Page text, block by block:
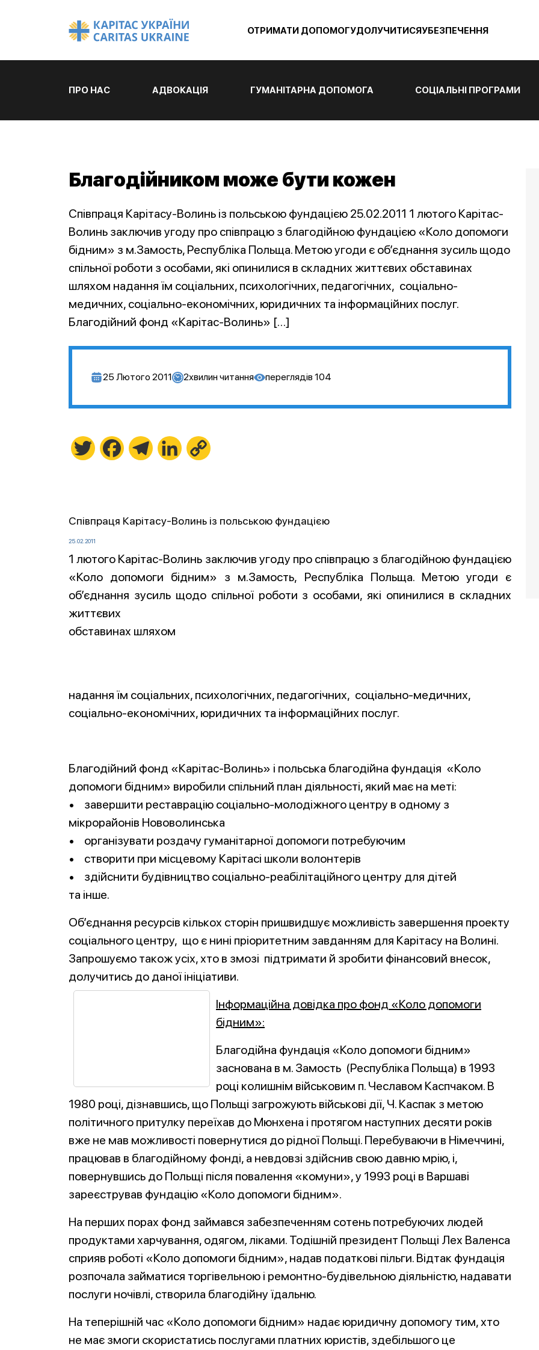
ОТРИМАТИ ДОПОМОГУДОЛУЧИТИСЯУБЕЗПЕЧЕННЯ
ПРО НАС АДВОКАЦІЯ ГУМАНІТАРНА ДОПОМОГА СОЦІАЛЬНІ ПРОГРАМИ
Благодійником може бути кожен
Співпраця Карітасу-Волинь із польською фундацією 25.02.2011 1 лютого Карітас-
Волинь заключив угоду про співпрацю з благодійною фундацією «Коло допомоги
бідним» з м.Замость, Республіка Польща. Метою угоди є об’єднання зусиль щодо
спільної роботи з особами, які опинилися в складних життєвих обставинах
шляхом надання їм соціальних, психологічних, педагогічних, соціально-
медичних, соціально-економічних, юридичних та інформаційних послуг.
Благодійний фонд «Карітас-Волинь» […]
25 Лютого 2011 2хвилин читання переглядів 104
Twitter FacebookTelegramLinkedIn
Співпраця Карітасу-Волинь із польською фундацією
25.02.2011
1 лютого Карітас-Волинь заключив угоду про співпрацю з благодійною фундацією
«Коло допомоги бідним» з м.Замость, Республіка Польща. Метою угоди є
об’єднання зусиль щодо спільної роботи з особами, які опинилися в складних
життєвих
обставинах шляхом
надання їм соціальних, психологічних, педагогічних, соціально-медичних,
соціально-економічних, юридичних та інформаційних послуг.
Благодійний фонд «Карітас-Волинь» і польська благодійна фундація «Коло
допомоги бідним» виробили спільний план діяльності, який має на меті:
• завершити реставрацію соціально-молодіжного центру в одному з
мікрорайонів Нововолинська
• організувати роздачу гуманітарної допомоги потребуючим
• створити при місцевому Карітасі школи волонтерів
• здійснити будівництво соціально-реабілітаційного центру для дітей
та інше.
Об’єднання ресурсів кількох сторін пришвидшує можливість завершення проекту
соціального центру, що є нині пріоритетним завданням для Карітасу на Волині.
Запрошуємо також усіх, хто в змозі підтримати й зробити фінансовий внесок,
долучитись до даної ініціативи.
Інформаційна довідка про фонд «Коло допомоги
бідним»:
Благодійна фундація «Коло допомоги бідним»
заснована в м. Замость (Республіка Польща) в 1993
році колишнім військовим п. Чеславом Каспчаком. В
1980 році, дізнавшись, що Польщі загрожують військові дії, Ч. Каспак з метою
політичного притулку переїхав до Мюнхена і протягом наступних десяти років
вже не мав можливості повернутися до рідної Польщі. Перебуваючи в Німеччині,
працював в благодійному фонді, а невдовзі здійснив свою давню мрію, і,
повернувшись до Польщі після повалення «комуни», у 1993 році в Варшаві
зареєстрував фундацію «Коло допомоги бідним».
На перших порах фонд займався забезпеченням сотень потребуючих людей
продуктами харчування, одягом, ліками. Тодішній президент Польщі Лех Валенса
сприяв роботі «Коло допомоги бідним», надав податкові пільги. Відтак фундація
розпочала займатися торгівельною і ремонтно-будівельною діяльністю, надавати
послуги ночівлі, створила благодійну їдальню.
На теперішній час «Коло допомоги бідним» надає юридичну допомогу тим, хто
не має змоги скористатись послугами платних юристів, здебільшого це